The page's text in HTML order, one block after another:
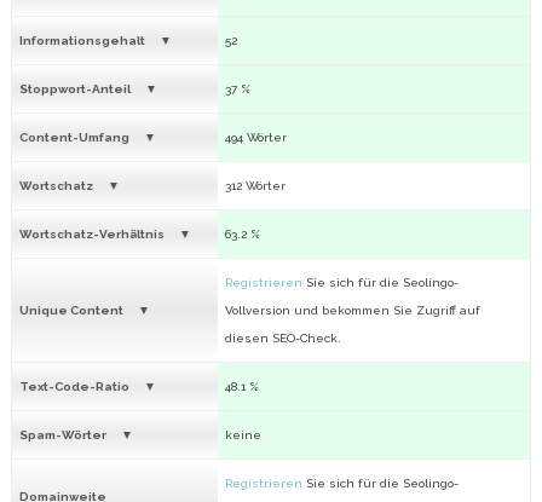
Informationsgehalt 52
Stoppwort-Anteil 37 %
Content-Umfang 494 Wörter
Wortschatz 312 Wörter
Wortschatz-Verhältnis 63.2 %
Unique Content
Registrieren Sie sich für die Seolingo-
Vollversion und bekommen Sie Zugriff auf
diesen SEO-Check.
Text-Code-Ratio 48.1 %
Spam-Wörter keine
Domainweite
Registrieren Sie sich für die Seolingo-